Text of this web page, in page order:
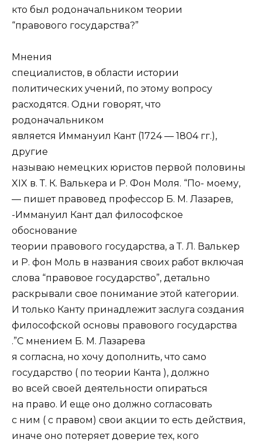
кто был родоначальником теории
“правового государства?”
Мнения
специалистов, в области истории
политических учений, по этому вопросу
расходятся. Одни говорят, что
родоначальником
является Иммануил Кант (1724 — 1804 гг.),
другие
называю немецких юристов первой половины
XIX в. Т. К. Валькера и Р. Фон Моля. “По- моему,
— пишет правовед профессор Б. М. Лазарев,
-Иммануил Кант дал философское
обоснование
теории правового государства, а Т. Л. Валькер
и Р. фон Моль в названия своих работ включая
слова “правовое государство”, детально
раскрывали свое понимание этой категории.
И только Канту принадлежит заслуга создания
философской основы правового государства
.”С мнением Б. M. Лазарева
я согласна, но хочу дополнить, что само
государство ( по теории Канта ), должно
во всей своей деятельности опираться
на право. И еще оно должно согласовать
с ним ( с правом) свои акции то есть действия,
иначе оно потеряет доверие тех, кого